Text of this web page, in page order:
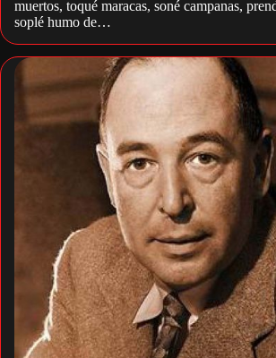
muertos, toqué maracas, soné campanas,
soplé humo de…